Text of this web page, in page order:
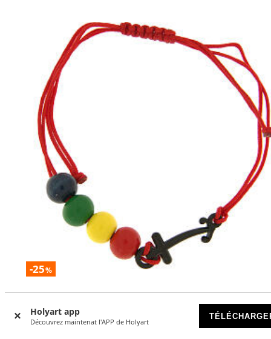
Holyart app
Découvrez maintenat l'APP de Holyart
-25%
Bracelet fil rouge grains bois colorés croix ancre noire
DISPONIBLE